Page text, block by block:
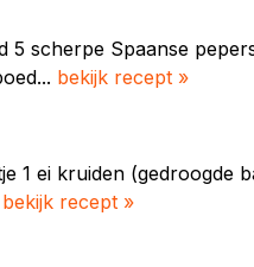
5 scherpe Spaanse
bekijk recept »
1 ei kruiden (gedroogde
bekijk recept »